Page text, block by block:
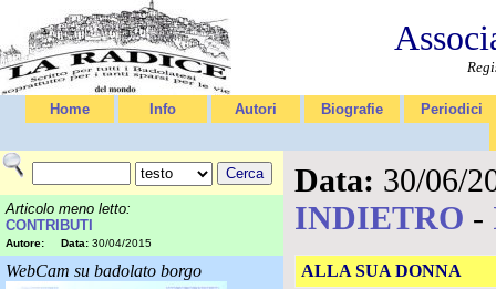
Home Info Autori Biografie Periodici
Articolo meno letto:
CONTRIBUTI
Autore: Data: 30/04/2015
WebCam su badolato borgo
Data: 30/06/
INDIETRO -
ALLA SUA DONNA